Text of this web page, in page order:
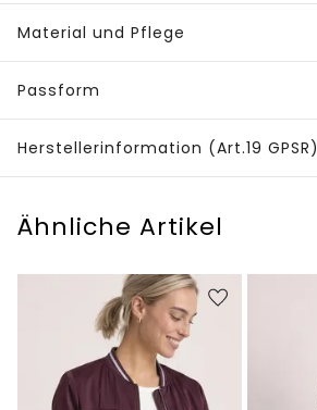
Material und Pflege
Passform
Herstellerinformation (Art.19 GPSR)
Ähnliche Artikel